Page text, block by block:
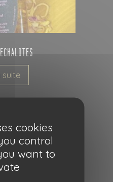
suite
cookies
control
want to